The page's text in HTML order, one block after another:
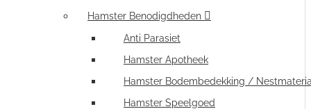
Hamster Benodigdheden
Anti Parasiet
Hamster Apotheek
Hamster Bodembedekking /
Hamster Speelgoed